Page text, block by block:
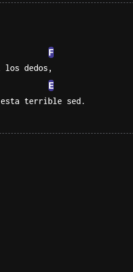
F
los dedos,
E
terrible sed.